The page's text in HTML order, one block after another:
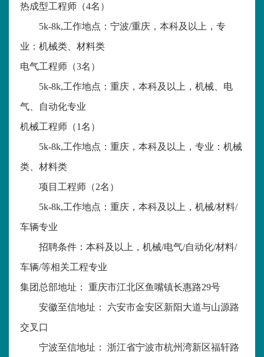
热成型工程师（4名）
5k-8k,工作地点：宁波/重庆，本科及以上，专
业：机械类、材料类
电气工程师（3名）
5k-8k,工作地点：重庆，本科及以上，机械、电
气、自动化专业
机械工程师（1名）
5k-8k,工作地点：重庆，本科及以上，专业：机械
类、材料类
项目工程师（2名）
5k-8k,工作地点：重庆，本科及以上，机械/材料/
车辆专业
招聘条件：本科及以上，机械/电气/自动化/材料/
车辆/等相关工程专业
集团总部地址： 重庆市江北区鱼嘴镇长惠路29号
安徽至信地址： 六安市金安区新阳大道与山源路
交叉口
宁波至信地址： 浙江省宁波市杭州湾新区福轩路